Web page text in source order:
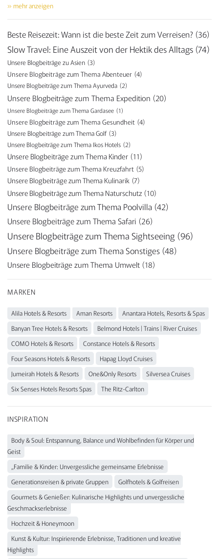
» mehr anzeigen
Beste Reisezeit: Wann ist die beste Zeit zum Verreisen? (36)
Slow Travel: Eine Auszeit von der Hektik des Alltags (74)
Unsere Blogbeiträge zu Asien (3)
Unsere Blogbeiträge zum Thema Abenteuer (4)
Unsere Blogbeiträge zum Thema Ayurveda (2)
Unsere Blogbeiträge zum Thema Expedition (20)
Unsere Blogbeiträge zum Thema Gardasee (1)
Unsere Blogbeiträge zum Thema Gesundheit (4)
Unsere Blogbeiträge zum Thema Golf (3)
Unsere Blogbeiträge zum Thema Ikos Hotels (2)
Unsere Blogbeiträge zum Thema Kinder (11)
Unsere Blogbeiträge zum Thema Kreuzfahrt (5)
Unsere Blogbeiträge zum Thema Kulinarik (7)
Unsere Blogbeiträge zum Thema Naturschutz (10)
Unsere Blogbeiträge zum Thema Poolvilla (42)
Unsere Blogbeiträge zum Thema Safari (26)
Unsere Blogbeiträge zum Thema Sightseeing (96)
Unsere Blogbeiträge zum Thema Sonstiges (48)
Unsere Blogbeiträge zum Thema Umwelt (18)
MARKEN
Alila Hotels & Resorts Aman Resorts
Anantara Hotels, Resorts & Spas
Banyan Tree Hotels & Resorts
Belmond Hotels | Trains | River Cruises
COMO Hotels & Resorts
Constance Hotels & Resorts
Four Seasons Hotels & Resorts
Hapag Lloyd Cruises
Jumeirah Hotels & Resorts
One&Only Resorts
Silversea Cruises
Six Senses Hotels Resorts Spas
The Ritz-Carlton
INSPIRATION
Body & Soul: Entspannung, Balance und Wohlbefinden für Körper und
Geist
„Familie & Kinder: Unvergessliche gemeinsame Erlebnisse
Generationsreisen & private Gruppen
Golfhotels & Golfreisen
Gourmets & Genießer: Kulinarische Highlights und unvergessliche
Geschmackserlebnisse
Hochzeit & Honeymoon
Kunst & Kultur: Inspirierende Erlebnisse, Traditionen und kreative
Highlights